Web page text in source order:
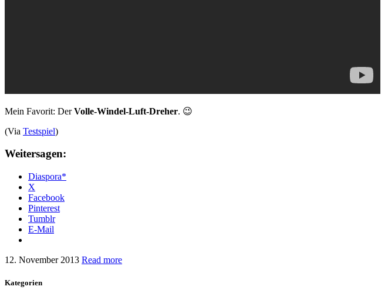
Mein Favorit: DerVolle-Windel-Luft-Dreher. 😉
(Via Testspiel)
Weitersagen:
Diaspora*
X
Facebook
Pinterest
Tumblr
E-Mail
12. November 2013 Read more
Kategorien